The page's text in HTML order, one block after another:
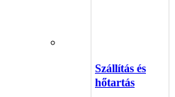
Szállítás és
hőtartás